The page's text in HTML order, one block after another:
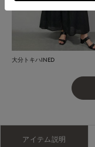
大分トキハINED
アイテム説明